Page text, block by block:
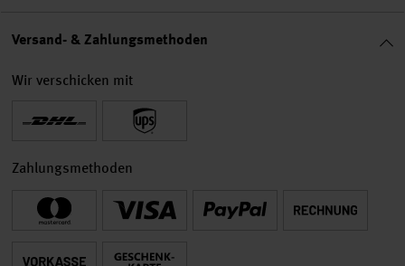
Versand- & Zahlungsmethoden
Wir verschicken mit
Zahlungsmethoden